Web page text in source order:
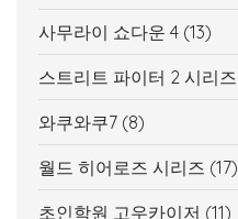
사무라이 쇼다운 4 (13)
스트리트 파이터 2 시리즈
와쿠와쿠7 (8)
월드 히어로즈 시리즈 (17)
초인학원 고우카이저 (11)